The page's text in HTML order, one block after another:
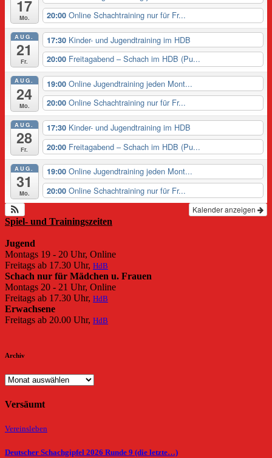
17
Mo. 20:00 Online Schachtraining nur für Fr...
AUG.
21
Fr.
17:30 Kinder- und Jugendtraining im HDB
20:00 Freitagabend – Schach im HDB (Pu...
AUG.
24
Mo.
19:00 Online Jugendtraining jeden Mont...
20:00 Online Schachtraining nur für Fr...
AUG.
28
Fr.
17:30 Kinder- und Jugendtraining im HDB
20:00 Freitagabend – Schach im HDB (Pu...
AUG.
31
Mo.
19:00 Online Jugendtraining jeden Mont...
20:00 Online Schachtraining nur für Fr...
Kalender anzeigen
Spiel- und Trainingszeiten
Jugend
Montags 19 - 20 Uhr, Online
Freitags ab 17.30 Uhr, HdB
Schach nur für Mädchen u. Frauen
Montags 20 - 21 Uhr, Online
Freitags ab 17.30 Uhr, HdB
Erwachsene
Freitags ab 20.00 Uhr, HdB
Archiv
Archiv
Versäumt
Vereinsleben
Deutscher Schachgipfel 2026 Runde 9 (die letzte…)